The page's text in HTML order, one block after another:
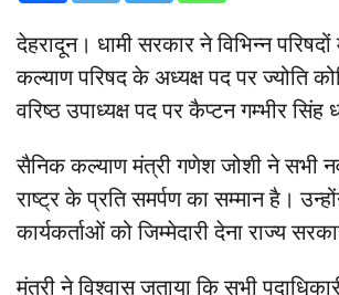
देहरादून। धामी सरकार ने विभिन्न
कल्याण परिषद के अध्यक्ष पद पर ज्योति
वरिष्ठ उपाध्यक्ष पद पर कैप्टन गम्भीर
सैनिक कल्याण मंत्री गणेश जोशी ने सभी
राष्ट्र के प्रति समर्पण का सम्मान है।
कार्यकर्ताओं को जिम्मेदारी देना राज्य
मंत्री ने विश्वास जताया कि सभी